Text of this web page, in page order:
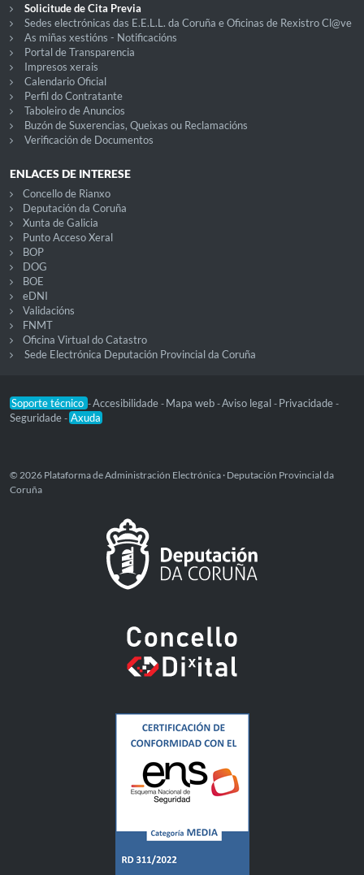
Solicitude de Cita Previa
Sedes electrónicas das E.E.L.L. da Coruña e Oficinas de Rexistro Cl@ve
As miñas xestións - Notificacións
Portal de Transparencia
Impresos xerais
Calendario Oficial
Perfil do Contratante
Taboleiro de Anuncios
Buzón de Suxerencias, Queixas ou Reclamacións
Verificación de Documentos
ENLACES DE INTERESE
Concello de Rianxo
Deputación da Coruña
Xunta de Galicia
Punto Acceso Xeral
BOP
DOG
BOE
eDNI
Validacións
FNMT
Oficina Virtual do Catastro
Sede Electrónica Deputación Provincial da Coruña
Soporte técnico -Accesibilidade - Mapa web -Aviso legal - Privacidade -
Seguridade - Axuda
© 2026 Plataforma de Administración Electrónica · Deputación Provincial da
Coruña